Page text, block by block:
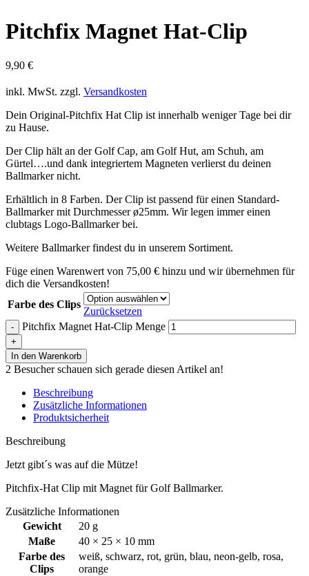
Pitchfix Magnet Hat-Clip
9,90 €
inkl. MwSt. zzgl. Versandkosten
Dein Original-Pitchfix Hat Clip ist innerhalb weniger Tage bei dir
zu Hause.
Der Clip hält an der Golf Cap, am Golf Hut, am Schuh, am
Gürtel….und dank integriertem Magneten verlierst du deinen
Ballmarker nicht.
Erhältlich in 8 Farben. Der Clip ist passend für einen Standard-
Ballmarker mit Durchmesser ø25mm. Wir legen immer einen
clubtags Logo-Ballmarker bei.
Weitere Ballmarker findest du in unserem Sortiment.
Füge einen Warenwert von 75,00 € hinzu und wir übernehmen für
dich die Versandkosten!
Farbe des Clips
Zurücksetzen
Pitchfix Magnet Hat-Clip Menge
In den Warenkorb
2 Besucher schauen sich gerade diesen Artikel an!
Beschreibung
Zusätzliche Informationen
Produktsicherheit
Beschreibung
Jetzt gibt´s was auf die Mütze!
Pitchfix-Hat Clip mit Magnet für Golf Ballmarker.
Zusätzliche Informationen
Gewicht
20 g
Maße
40 × 25 × 10 mm
Farbe des
Clips
weiß, schwarz, rot, grün, blau, neon-gelb, rosa,
orange